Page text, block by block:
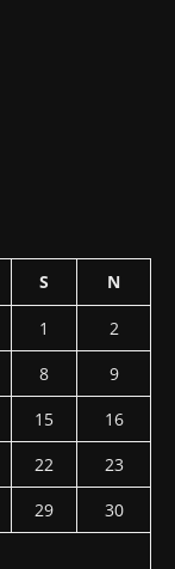
S N
1
2
8
9
15
16
22
23
29
30